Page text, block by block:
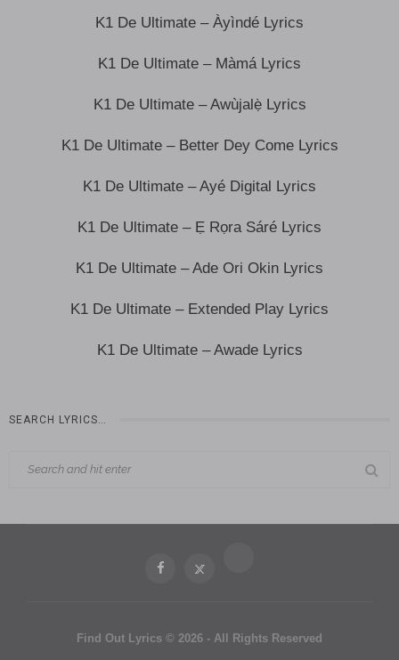
K1 De Ultimate – Àyìndé Lyrics
K1 De Ultimate – Màmá Lyrics
K1 De Ultimate – Awùjalẹ̀ Lyrics
K1 De Ultimate – Better Dey Come Lyrics
K1 De Ultimate – Ayé Digital Lyrics
K1 De Ultimate – Ẹ Rọra Sáré Lyrics
K1 De Ultimate – Ade Ori Okin Lyrics
K1 De Ultimate – Extended Play Lyrics
K1 De Ultimate – Awade Lyrics
SEARCH LYRICS…
Find Out Lyrics © 2026 - All Rights Reserved